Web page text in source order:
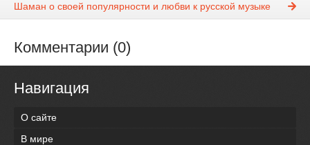
Шаман о своей популярности и любви к русской музыке
Комментарии (0)
Навигация
О сайте
В мире